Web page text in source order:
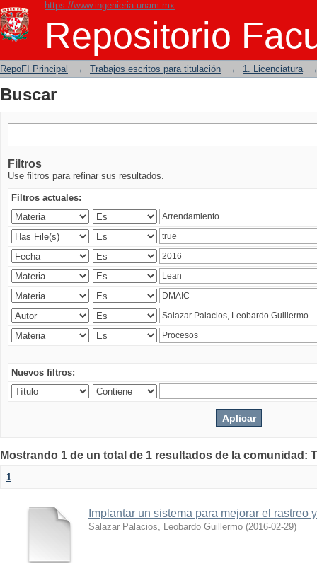
https://www.ingenieria.unam.mx
Repositorio
Buscar
RepoFI Principal → Trabajos escritos para titulación → 1. Licenciatura
Buscar
Filtros
Use filtros para refinar sus resultados.
Filtros actuales:
Nuevos filtros:
Mostrando 1 de un total de 1 resultados de la comunidad:
1
Implantar un sistema para mejorar el rastreo
Salazar Palacios, Leobardo Guillermo (2016-02-29)